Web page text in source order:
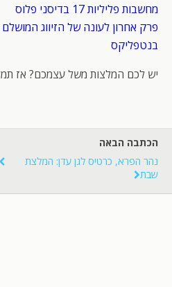
מחשבות פליליות 17 בדיסני פלוס
בנטפליקס
יש לכם המלצות משל עצמכם? אז
הכתבה הבאה
נהר הפרא, כרטיס לגן עדן: המלצת
שבת